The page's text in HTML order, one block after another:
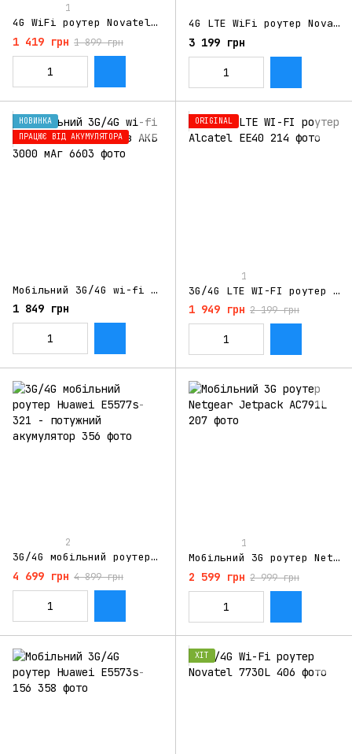
1
4G WiFi роутер Novatel MiFi 6620L мобільний LTE для Київстар, Vodafone, Lifecell
1 419 грн 1 899 грн
4G LTE WiFi роутер Novatel MiFi 8800L Original BOX з агрегацією частот
3 199 грн
НОВИНКА
ПРАЦЮЄ ВІД АКУМУЛЯТОРА
Мобільний 3G/4G wi-fi роутер OLAX MF985 з АКБ 3000 мАг
1 849 грн
ORIGINAL
1
3G/4G LTE WI-FI роутер Alcatel EE40
1 949 грн 2 199 грн
2
3G/4G мобільний роутер Huawei E5577s-321 - потужний акумулятор
4 699 грн 4 899 грн
1
Мобільний 3G роутер Netgear Jetpack AC791L
2 599 грн 2 999 грн
ХІТ